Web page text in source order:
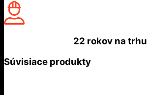
22 rokov na trhu
Súvisiace produkty